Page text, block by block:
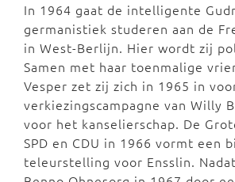
In 1964 gaat de intelligente
germanistiek studeren aan de
in West-Berlijn. Hier wordt zij
Samen met haar toenmalige
Vesper zet zij zich in 1965 in
verkiezingscampagne van Willy
voor het kanselierschap. De
SPD en CDU in 1966 vormt een
teleurstelling voor Ensslin.